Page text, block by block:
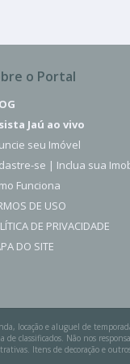
o Portal
Jaú ao vivo
seu Imóvel
se | Inclua sua
Funciona
DE USO
DE PRIVACIDADE
DO SITE
locação e aluguel de
de classificados. Não nos
Itens de decoração e